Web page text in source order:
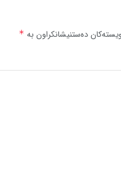
دەستنیشانکراون بە *